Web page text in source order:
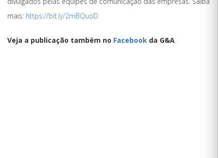
mais: https://bit.ly/2mBQuoD
Veja a publicação também no Facebook da G&A.